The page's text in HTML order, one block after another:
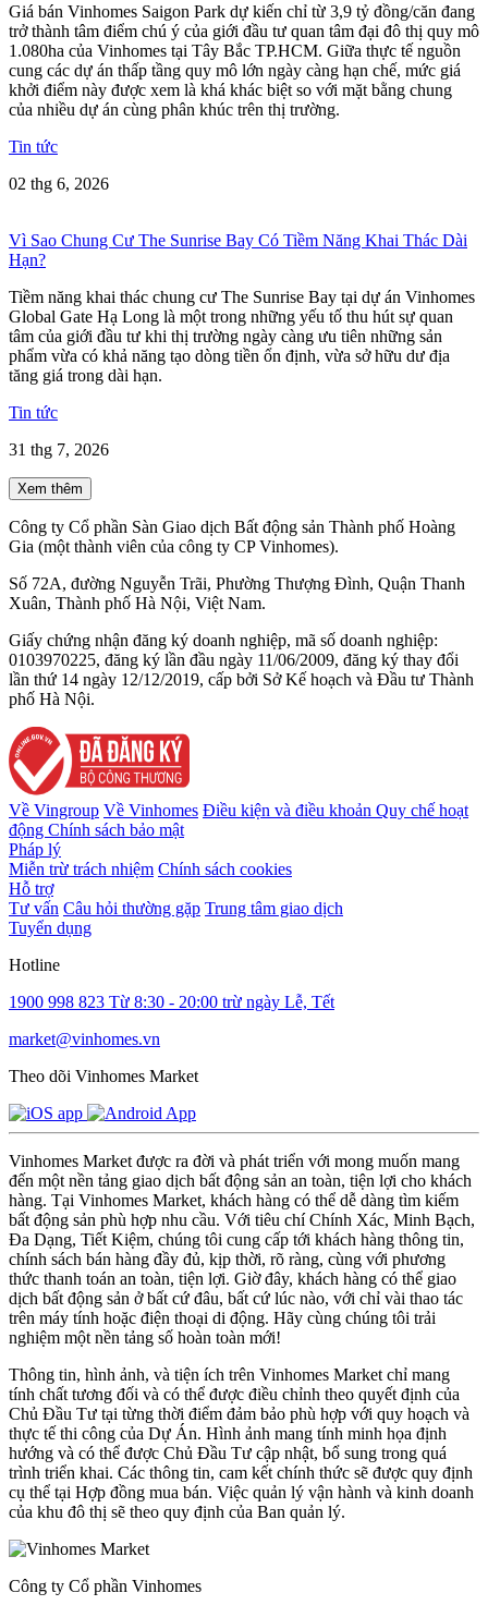
Giá bán Vinhomes Saigon Park dự kiến chỉ từ 3,9 tỷ đồng/căn đang
trở thành tâm điểm chú ý của giới đầu tư quan tâm đại đô thị quy mô
1.080ha của Vinhomes tại Tây Bắc TP.HCM. Giữa thực tế nguồn
cung các dự án thấp tầng quy mô lớn ngày càng hạn chế, mức giá
khởi điểm này được xem là khá khác biệt so với mặt bằng chung
của nhiều dự án cùng phân khúc trên thị trường.
Tin tức
02 thg 6, 2026
Vì Sao Chung Cư The Sunrise Bay Có Tiềm Năng Khai Thác Dài
Hạn?
Tiềm năng khai thác chung cư The Sunrise Bay tại dự án Vinhomes
Global Gate Hạ Long là một trong những yếu tố thu hút sự quan
tâm của giới đầu tư khi thị trường ngày càng ưu tiên những sản
phẩm vừa có khả năng tạo dòng tiền ổn định, vừa sở hữu dư địa
tăng giá trong dài hạn.
Tin tức
31 thg 7, 2026
Xem thêm
Công ty Cổ phần Sàn Giao dịch Bất động sản Thành phố Hoàng
Gia (một thành viên của công ty CP Vinhomes).
Số 72A, đường Nguyễn Trãi, Phường Thượng Đình, Quận Thanh
Xuân, Thành phố Hà Nội, Việt Nam.
Giấy chứng nhận đăng ký doanh nghiệp, mã số doanh nghiệp:
0103970225, đăng ký lần đầu ngày 11/06/2009, đăng ký thay đổi
lần thứ 14 ngày 12/12/2019, cấp bởi Sở Kế hoạch và Đầu tư Thành
phố Hà Nội.
Về Vingroup Về Vinhomes Điều kiện và điều khoản Quy chế hoạt
động Chính sách bảo mật
Pháp lý
Miễn trừ trách nhiệm Chính sách cookies
Hỗ trợ
Tư vấn Câu hỏi thường gặp Trung tâm giao dịch
Tuyển dụng
Hotline
1900 998 823 Từ 8:30 - 20:00 trừ ngày Lễ, Tết
market@vinhomes.vn
Theo dõi Vinhomes Market
Vinhomes Market được ra đời và phát triển với mong muốn mang
đến một nền tảng giao dịch bất động sản an toàn, tiện lợi cho khách
hàng. Tại Vinhomes Market, khách hàng có thể dễ dàng tìm kiếm
bất động sản phù hợp nhu cầu. Với tiêu chí Chính Xác, Minh Bạch,
Đa Dạng, Tiết Kiệm, chúng tôi cung cấp tới khách hàng thông tin,
chính sách bán hàng đầy đủ, kịp thời, rõ ràng, cùng với phương
thức thanh toán an toàn, tiện lợi. Giờ đây, khách hàng có thể giao
dịch bất động sản ở bất cứ đâu, bất cứ lúc nào, với chỉ vài thao tác
trên máy tính hoặc điện thoại di động. Hãy cùng chúng tôi trải
nghiệm một nền tảng số hoàn toàn mới!
Thông tin, hình ảnh, và tiện ích trên Vinhomes Market chỉ mang
tính chất tương đối và có thể được điều chỉnh theo quyết định của
Chủ Đầu Tư tại từng thời điểm đảm bảo phù hợp với quy hoạch và
thực tế thi công của Dự Án. Hình ảnh mang tính minh họa định
hướng và có thể được Chủ Đầu Tư cập nhật, bổ sung trong quá
trình triển khai. Các thông tin, cam kết chính thức sẽ được quy định
cụ thể tại Hợp đồng mua bán. Việc quản lý vận hành và kinh doanh
của khu đô thị sẽ theo quy định của Ban quản lý.
Công ty Cổ phần Vinhomes